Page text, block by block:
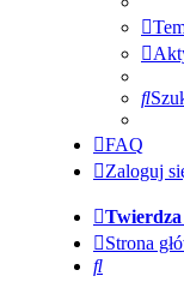
FAQ
Zaloguj
Strona
Szukaj